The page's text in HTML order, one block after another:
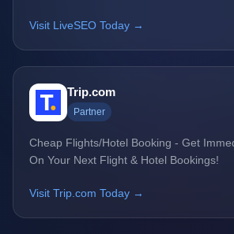
Visit LiveSEO Today →
Trip.com
Partner
Cheap Flights/Hotel Booking - Get
On Your Next Flight & Hotel Bookings!
Visit Trip.com Today →